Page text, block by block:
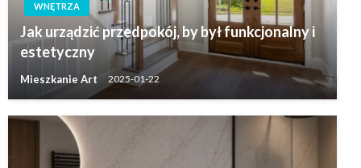
WNĘTRZA
Jak urządzić przedpokój, by był funkcjonalny i
estetyczny
Mieszkanie Art 2025-01-22